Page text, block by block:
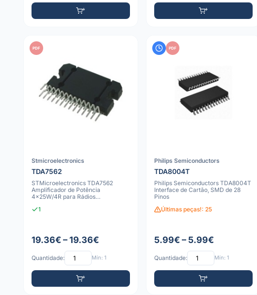
PDF
Stmicroelectronics
TDA7562
STMicroelectronics TDA7562
Amplificador de Potência
4x25W/4R para Rádios
1
19.36€ – 19.36€
Quantidade: Mín: 1
PDF
Philips Semiconductors
TDA8004T
Philips Semiconductors TDA8004T
Interface de Cartão, SMD de 28
Pinos
Últimas peças!: 25
5.99€ – 5.99€
Quantidade: Mín: 1